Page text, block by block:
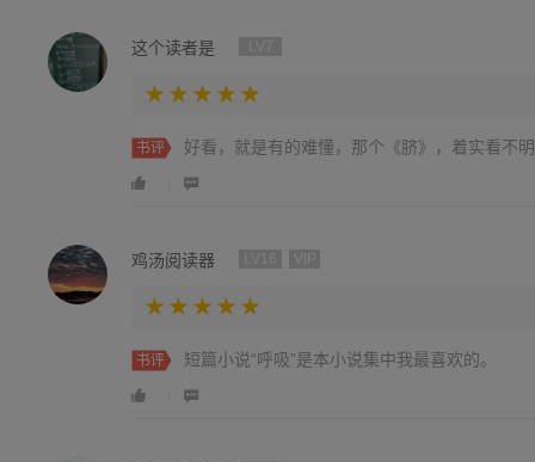
这个读者是
书评 好看，就是有的难懂，那个《脐》，着实看不
鸡汤阅读器
书评 短篇小说“呼吸”是本小说集中我最喜欢的。